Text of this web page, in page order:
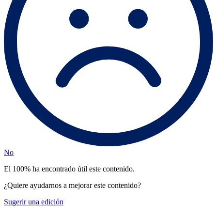
No
El 100% ha encontrado útil este contenido.
¿Quiere ayudarnos a mejorar este contenido?
Sugerir una edición